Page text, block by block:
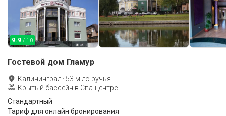
9.9 / 10
Гостевой дом Гламур
Калининград · 53 м до ручья
Крытый бассейн в Спа-центре
Стандартный
Тариф для онлайн бронирования